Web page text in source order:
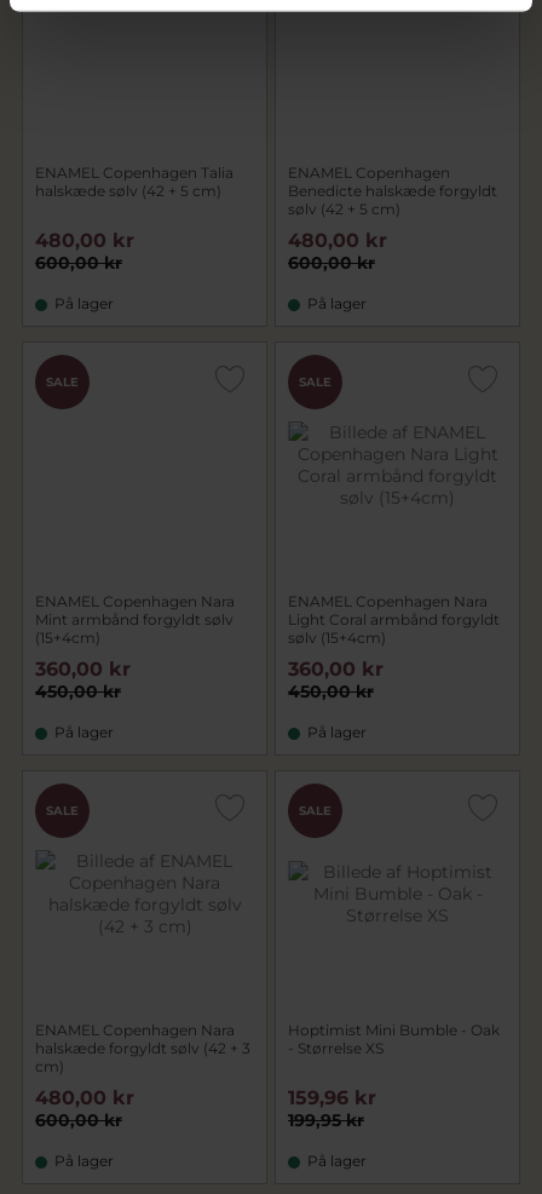
ENAMEL Copenhagen Talia
halskæde sølv (42 + 5 cm)
600,00 kr
480,00 kr
På lager
ENAMEL Copenhagen
Benedicte halskæde forgyldt
sølv (42 + 5 cm)
600,00 kr
480,00 kr
På lager
SALE
ENAMEL Copenhagen Nara
Mint armbånd forgyldt sølv
(15+4cm)
450,00 kr
360,00 kr
På lager
SALE
ENAMEL Copenhagen Nara
Light Coral armbånd forgyldt
sølv (15+4cm)
450,00 kr
360,00 kr
På lager
SALE
ENAMEL Copenhagen Nara
halskæde forgyldt sølv (42 + 3
cm)
600,00 kr
480,00 kr
På lager
SALE
Hoptimist Mini Bumble - Oak
- Størrelse XS
199,95 kr
159,96 kr
På lager